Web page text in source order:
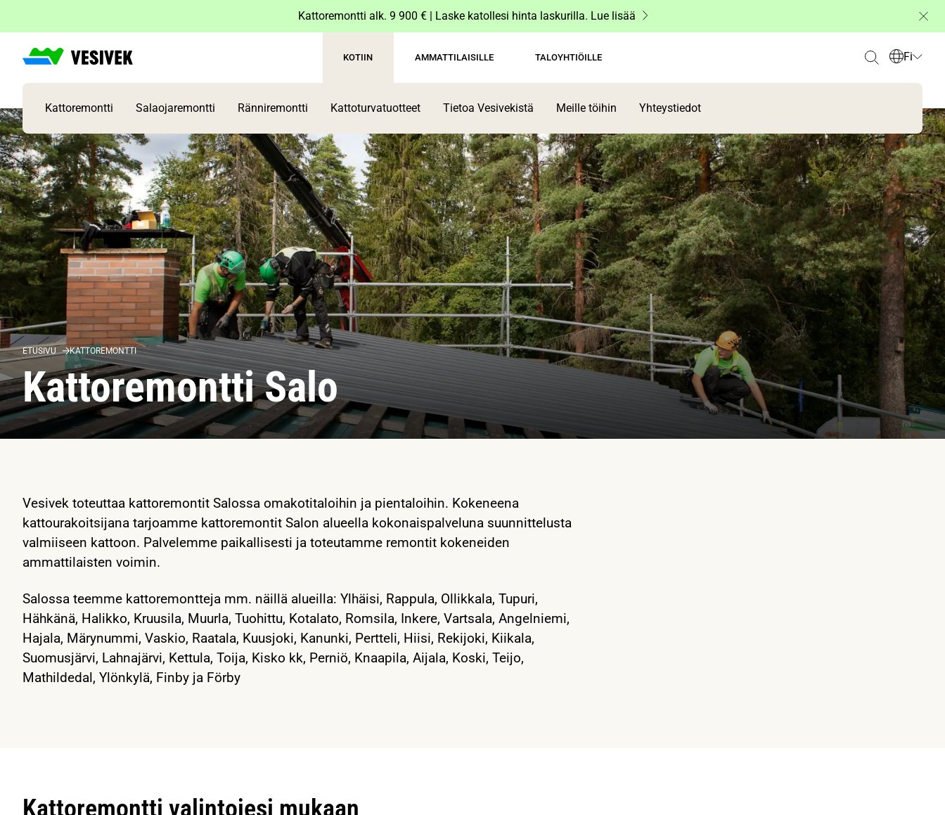
Kattoremontti alk. 9 900 € | Laske katollesi hinta laskurilla. Lue lisää
KOTIIN AMMATTILAISILLE TALOYHTIÖILLE Fi
Kattoremontti Salaojaremontti Ränniremontti Kattoturvatuotteet Tietoa Vesivekistä Meille töihin Yhteystiedot
ETUSIVU KATTOREMONTTI
Kattoremontti Salo
Vesivek toteuttaa kattoremontit Salossa omakotitaloihin ja pientaloihin. Kokeneena
kattourakoitsijana tarjoamme kattoremontit Salon alueella kokonaispalveluna suunnittelusta
valmiiseen kattoon. Palvelemme paikallisesti ja toteutamme remontit kokeneiden
ammattilaisten voimin.
Salossa teemme kattoremontteja mm. näillä alueilla: Ylhäisi, Rappula, Ollikkala, Tupuri,
Hähkänä, Halikko, Kruusila, Muurla, Tuohittu, Kotalato, Romsila, Inkere, Vartsala, Angelniemi,
Hajala, Märynummi, Vaskio, Raatala, Kuusjoki, Kanunki, Pertteli, Hiisi, Rekijoki, Kiikala,
Suomusjärvi, Lahnajärvi, Kettula, Toija, Kisko kk, Perniö, Knaapila, Aijala, Koski, Teijo,
Mathildedal, Ylönkylä, Finby ja Förby
Kattoremontti valintojesi mukaan